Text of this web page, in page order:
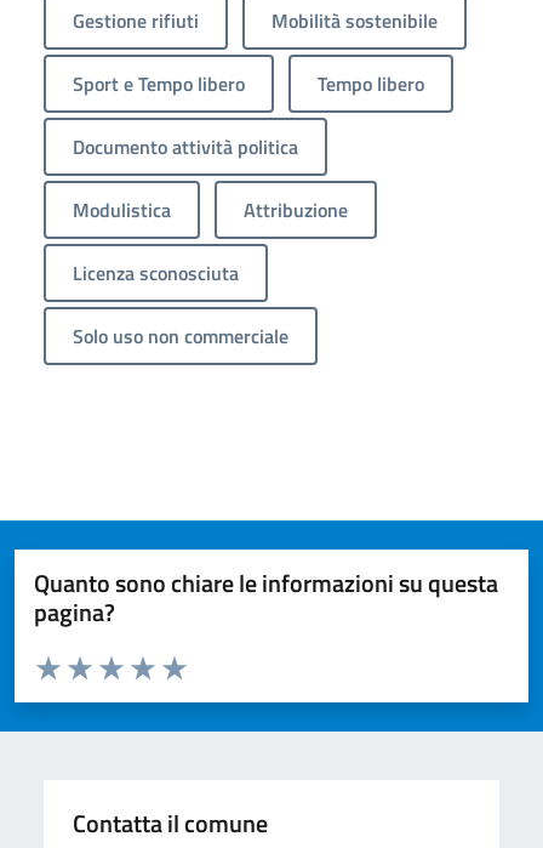
Gestione rifiuti Mobilità sostenibile
Sport e Tempo libero Tempo libero
Documento attività politica
Modulistica Attribuzione
Licenza sconosciuta
Solo uso non commerciale
Quanto sono chiare le informazioni su questa
pagina?
Valuta da 1 a 5 stelle la pagina
Valuta 5 stelle su 5
Valuta 4 stelle su 5
Valuta 3 stelle su 5
Valuta 2 stelle su 5
Valuta 1 stelle su 5
Contatta il comune